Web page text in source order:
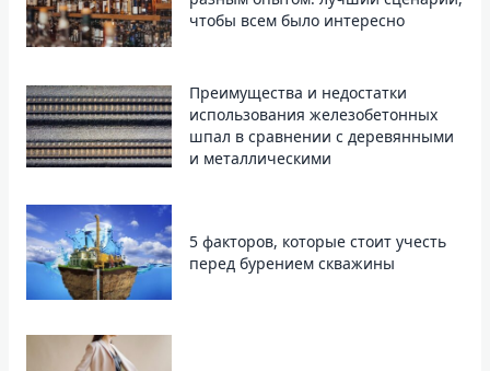
чтобы всем было интересно
Преимущества и недостатки
использования железобетонных
шпал в сравнении с деревянными
и металлическими
5 факторов, которые стоит учесть
перед бурением скважины